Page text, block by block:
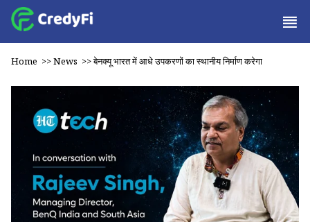
Home >>News >>बेनक्यू भारत में आधे उपकरणों का स्थानीय निर्माण करेगा